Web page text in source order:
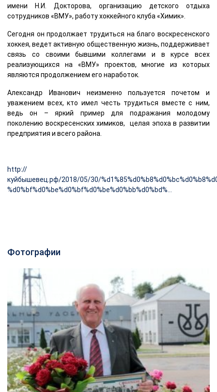
имени Н.И. Докторова, организацию детского отдыха
сотрудников «ВМУ», работу хоккейного клуба «Химик».
Сегодня он продолжает трудиться на благо воскресенского
хоккея, ведет активную общественную жизнь, поддерживает
связь со своими бывшими коллегами и в курсе всех
реализующихся на «ВМУ» проектов, многие из которых
являются продолжением его наработок.
Александр Иванович неизменно пользуется почетом и
уважением всех, кто имел честь трудиться вместе с ним,
ведь он – яркий пример для подражания молодому
поколению воскресенских химиков, целая эпоха в развитии
предприятия и всего района.
http://
куйбышевец.рф/2018/05/30/
%d0%bf%d0%be%d0%bf%d0%be%d0%bb%d0%bd%...
Фотографии